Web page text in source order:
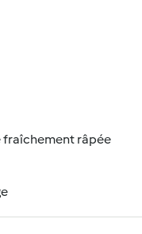
fraîchement râpée